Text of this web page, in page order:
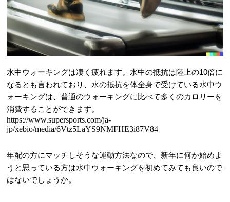
水中ウォーキングは凄く疲れます。水中の抵抗は陸上の10倍に
なるとも言われており、水の抵抗を体全身で受けている水中ウ
ォーキングは、普通のウォーキングに比べて多くのカロリーを
消費することができます。
https://www.supersports.com/ja-
jp/xebio/media/6Vtz5LaYS9NMFHE3i87V84
年配の方にマッチしそうな運動方法なので、新年に何か始めよ
うと思っている方は水中ウォーキングを初めてみても良いので
はないでしょうか。